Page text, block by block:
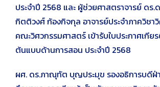
ประจำปี 2568 และ ผู้ช่วยศาสตราจารย์ ดร
กิตติวงศ์ ก้องกิจกุล อาจารย์ประจำภาควิชา
คณะวิศวกรรมศาสตร์ เข้ารับใบประกาศเกี
ต้นแบบด้านการสอน ประจำปี 2568
ผศ. ดร.ภาณุทัต บุญประมุข รองอธิการบดี